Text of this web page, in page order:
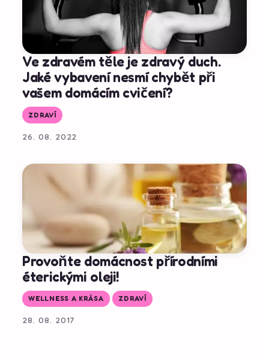
Ve zdravém těle je zdravý duch.
Jaké vybavení nesmí chybět při
vašem domácím cvičení?
ZDRAVÍ
26. 08. 2022
Provoňte domácnost přírodními
éterickými oleji!
WELLNESS A KRÁSA ZDRAVÍ
28. 08. 2017